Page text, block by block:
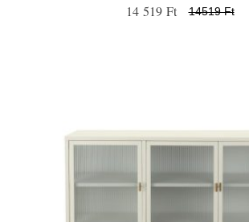
14 519 Ft 14519 Ft